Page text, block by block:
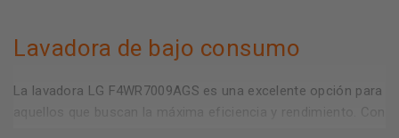
Lavadora de bajo consumo
La lavadora LG F4WR7009AGS es una excelente opción para